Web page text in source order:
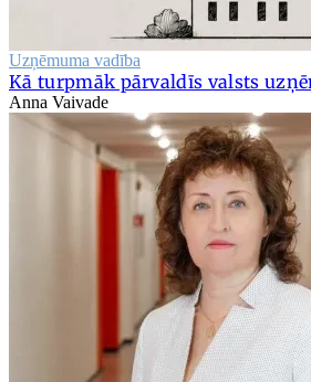
Uzņēmuma vadība
Kā turpmāk pārvaldīs valsts
Anna Vaivade